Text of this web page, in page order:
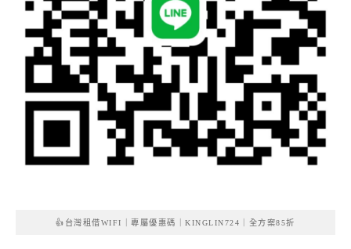
👍台灣租借WIFI｜專屬優惠碼｜KINGLIN724｜全方案85折